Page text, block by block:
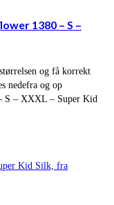
1380 – S –
og få korrekt
nedefra og op
S – XXXL – Super Kid